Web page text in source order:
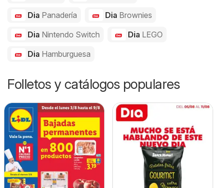
Dia Panadería Dia Brownies
Dia Nintendo Switch Dia LEGO
Dia Hamburguesa
Folletos y catálogos populares